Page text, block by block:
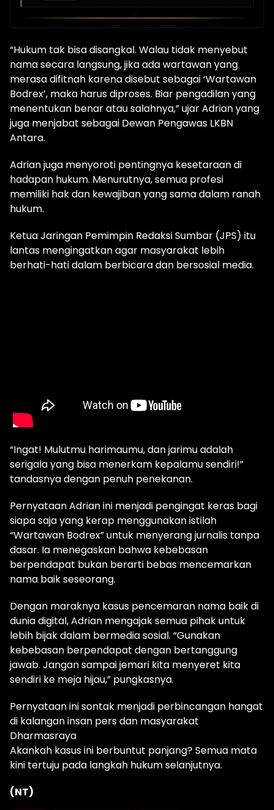
“Hukum tak bisa disangkal. Walau tidak menyebut
nama secara langsung, jika ada wartawan yang
merasa difitnah karena disebut sebagai ‘Wartawan
Bodrex’, maka harus diproses. Biar pengadilan yang
menentukan benar atau salahnya,” ujar Adrian yang
juga menjabat sebagai Dewan Pengawas LKBN
Antara.
Adrian juga menyoroti pentingnya kesetaraan di
hadapan hukum. Menurutnya, semua profesi
memiliki hak dan kewajiban yang sama dalam ranah
hukum.
Ketua Jaringan Pemimpin Redaksi Sumbar (JPS) itu
lantas mengingatkan agar masyarakat lebih
berhati-hati dalam berbicara dan bersosial media.
“Ingat! Mulutmu harimaumu, dan jarimu adalah
serigala yang bisa menerkam kepalamu sendiri!”
tandasnya dengan penuh penekanan.
Pernyataan Adrian ini menjadi pengingat keras bagi
siapa saja yang kerap menggunakan istilah
“Wartawan Bodrex” untuk menyerang jurnalis tanpa
dasar. Ia menegaskan bahwa kebebasan
berpendapat bukan berarti bebas mencemarkan
nama baik seseorang.
Dengan maraknya kasus pencemaran nama baik di
dunia digital, Adrian mengajak semua pihak untuk
lebih bijak dalam bermedia sosial. “Gunakan
kebebasan berpendapat dengan bertanggung
jawab. Jangan sampai jemari kita menyeret kita
sendiri ke meja hijau,” pungkasnya.
Pernyataan ini sontak menjadi perbincangan hangat
di kalangan insan pers dan masyarakat
Dharmasraya
Akankah kasus ini berbuntut panjang? Semua mata
kini tertuju pada langkah hukum selanjutnya.
(NT)